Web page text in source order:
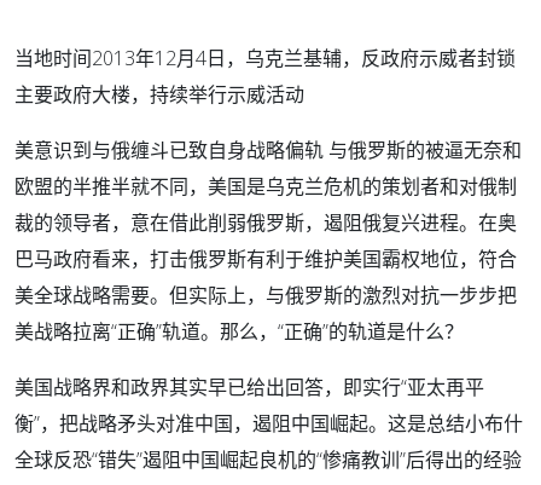
当地时间2013年12月4日，乌克兰基辅，反政府示威者封锁
主要政府大楼，持续举行示威活动
美意识到与俄缠斗已致自身战略偏轨 与俄罗斯的被逼无奈和
欧盟的半推半就不同，美国是乌克兰危机的策划者和对俄制
裁的领导者，意在借此削弱俄罗斯，遏阻俄复兴进程。在奥
巴马政府看来，打击俄罗斯有利于维护美国霸权地位，符合
美全球战略需要。但实际上，与俄罗斯的激烈对抗一步步把
美战略拉离“正确”轨道。那么，“正确”的轨道是什么？
美国战略界和政界其实早已给出回答，即实行“亚太再平
衡”，把战略矛头对准中国，遏阻中国崛起。这是总结小布什
全球反恐“错失”遏阻中国崛起良机的“惨痛教训”后得出的经验